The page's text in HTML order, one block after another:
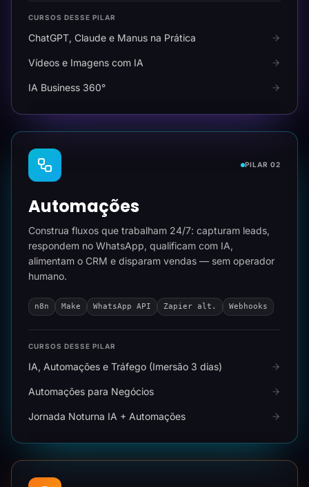
CURSOS DESSE PILAR
ChatGPT, Claude e Manus na Prática
Vídeos e Imagens com IA
IA Business 360°
PILAR 02
Automações
Construa fluxos que trabalham 24/7: capturam leads,
respondem no WhatsApp, qualificam com IA,
alimentam o CRM e disparam vendas — sem operador
humano.
n8n Make WhatsApp API Zapier alt. Webhooks
CURSOS DESSE PILAR
IA, Automações e Tráfego (Imersão 3 dias)
Automações para Negócios
Jornada Noturna IA + Automações